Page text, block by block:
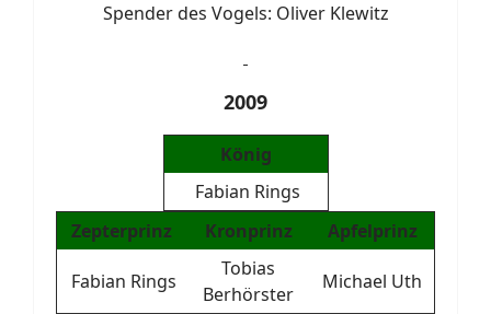
Spender des Vogels: Oliver Klewitz
2009
König
Fabian Rings
Zepterprinz
Kronprinz Apfelprinz
Fabian Rings
Tobias
Berhörster
Michael Uth